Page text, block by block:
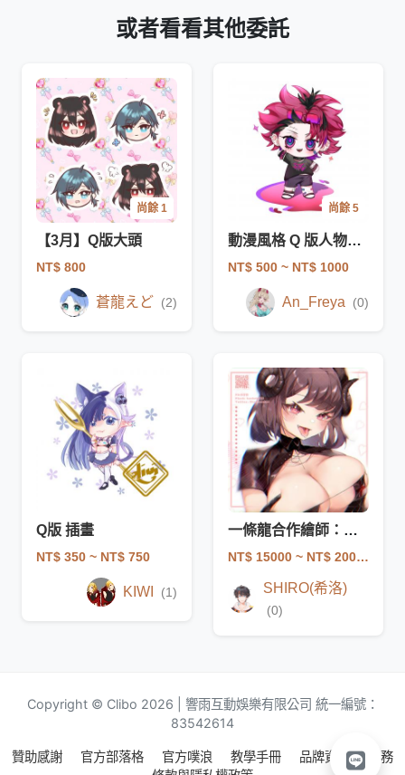
或者看看其他委託
尚餘 1
【3月】Q版大頭
NT$ 800
蒼龍えど (2)
尚餘 5
動漫風格 Q 版人物設計
NT$ 500 ~ NT$ 1000
An_Freya (0)
Q版 插畫
NT$ 350 ~ NT$ 750
KIWI (1)
一條龍合作繪師：鍋子魚老師
NT$ 15000 ~ NT$ 20000
SHIRO(希洛)
(0)
Copyright © Clibo 2026 | 響雨互動娛樂有限公司 統一編號：
83542614
贊助感謝 官方部落格 官方噗浪 教學手冊 品牌資源
服務